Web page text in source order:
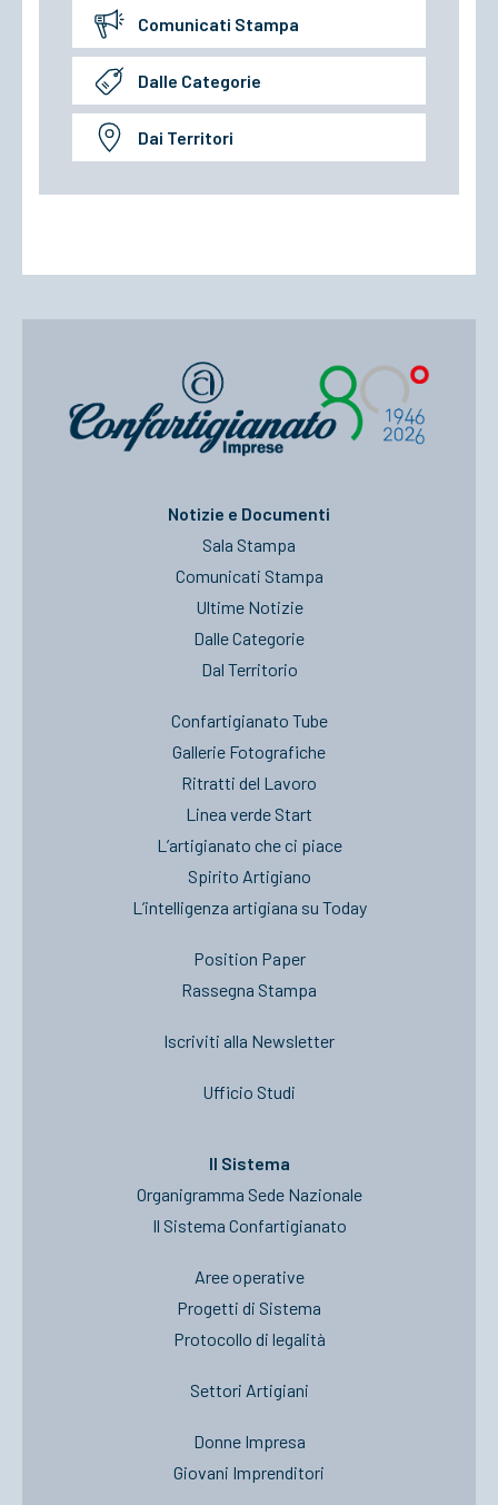
Comunicati Stampa
Dalle Categorie
Dai Territori
Notizie e Documenti
Sala Stampa
Comunicati Stampa
Ultime Notizie
Dalle Categorie
Dal Territorio
Confartigianato Tube
Gallerie Fotografiche
Ritratti del Lavoro
Linea verde Start
L’artigianato che ci piace
Spirito Artigiano
L’intelligenza artigiana su Today
Position Paper
Rassegna Stampa
Iscriviti alla Newsletter
Ufficio Studi
Il Sistema
Organigramma Sede Nazionale
Il Sistema Confartigianato
Aree operative
Progetti di Sistema
Protocollo di legalità
Settori Artigiani
Donne Impresa
Giovani Imprenditori